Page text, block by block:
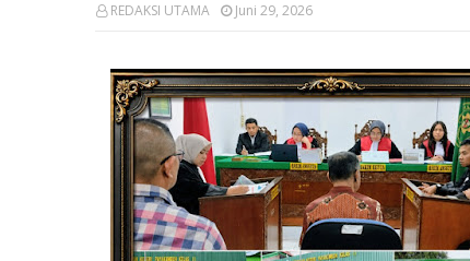
REDAKSI UTAMA Juni 29, 2026